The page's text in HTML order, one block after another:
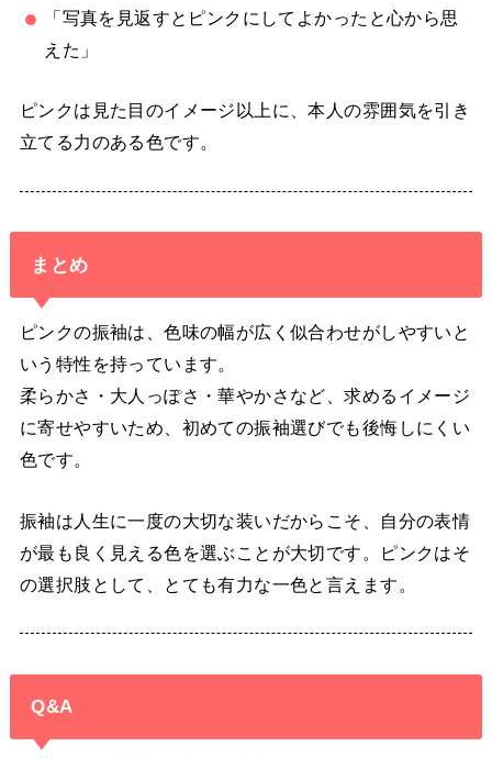
「写真を見返すとピンクにしてよかったと心から思
えた」
ピンクは見た目のイメージ以上に、本人の雰囲気を引き
立てる力のある色です。
まとめ
ピンクの振袖は、色味の幅が広く似合わせがしやすいと
いう特性を持っています。
柔らかさ・大人っぽさ・華やかさなど、求めるイメージ
に寄せやすいため、初めての振袖選びでも後悔しにくい
色です。
振袖は人生に一度の大切な装いだからこそ、自分の表情
が最も良く見える色を選ぶことが大切です。ピンクはそ
の選択肢として、とても有力な一色と言えます。
Q&A